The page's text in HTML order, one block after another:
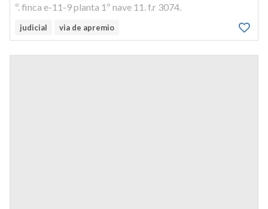
º. finca e-11-9 planta 1º nave 11. f.r 3074.
judicial via de apremio